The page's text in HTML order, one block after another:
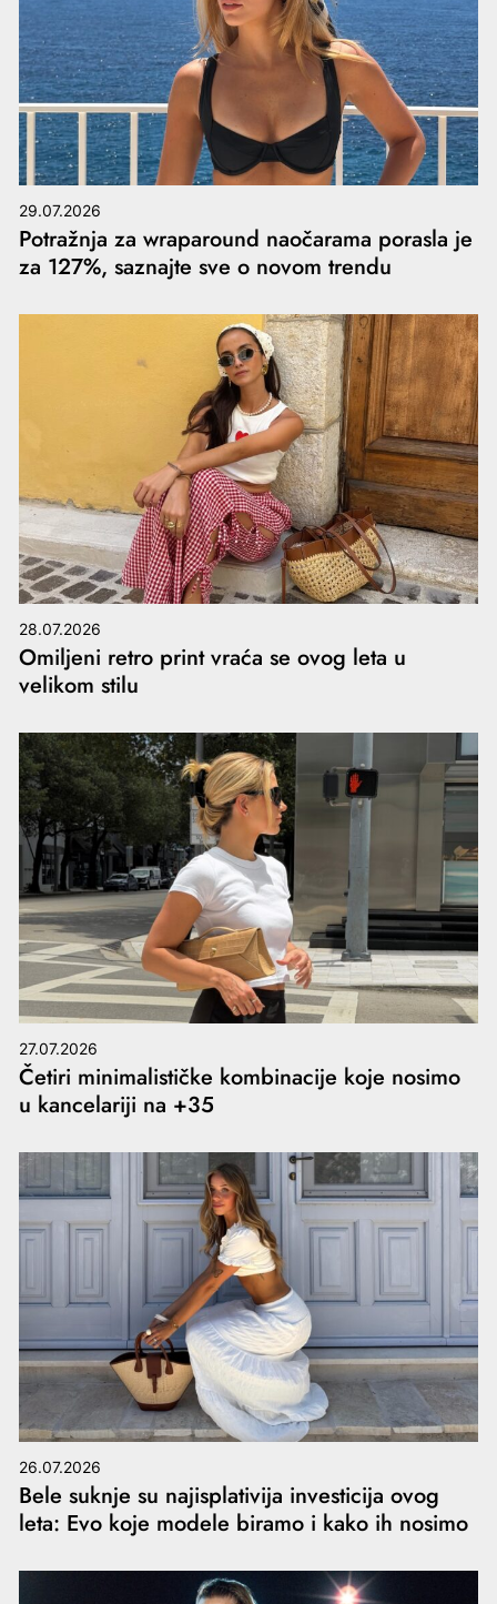
29.07.2026
Potražnja za wraparound naočarama porasla je
za 127%, saznajte sve o novom trendu
28.07.2026
Omiljeni retro print vraća se ovog leta u
velikom stilu
27.07.2026
Četiri minimalističke kombinacije koje nosimo
u kancelariji na +35
26.07.2026
Bele suknje su najisplativija investicija ovog
leta: Evo koje modele biramo i kako ih nosimo